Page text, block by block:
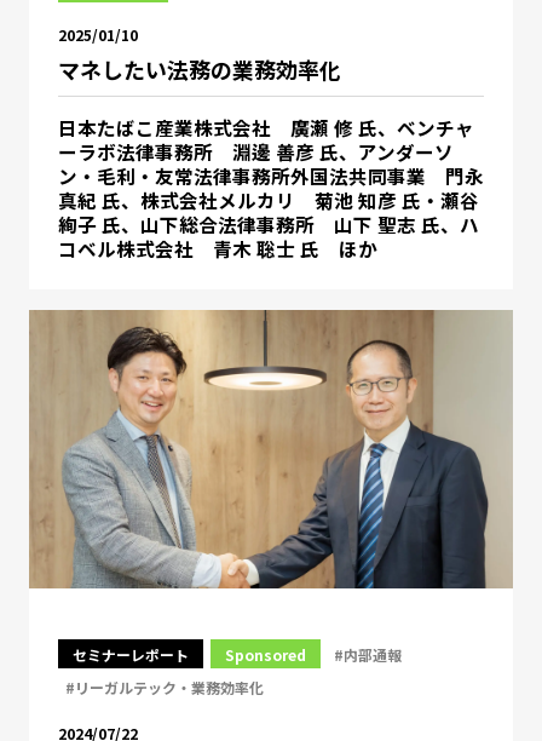
2025/01/10
マネしたい法務の業務効率化
日本たばこ産業株式会社 廣瀬 修 氏、ベンチャ
ーラボ法律事務所 淵邊 善彦 氏、アンダーソ
ン・毛利・友常法律事務所外国法共同事業 門永
真紀 氏、株式会社メルカリ 菊池 知彦 氏・瀬谷
絢子 氏、山下総合法律事務所 山下 聖志 氏、ハ
コベル株式会社 青木 聡士 氏 ほか
セミナーレポート Sponsored
#内部通報
#リーガルテック・業務効率化
2024/07/22